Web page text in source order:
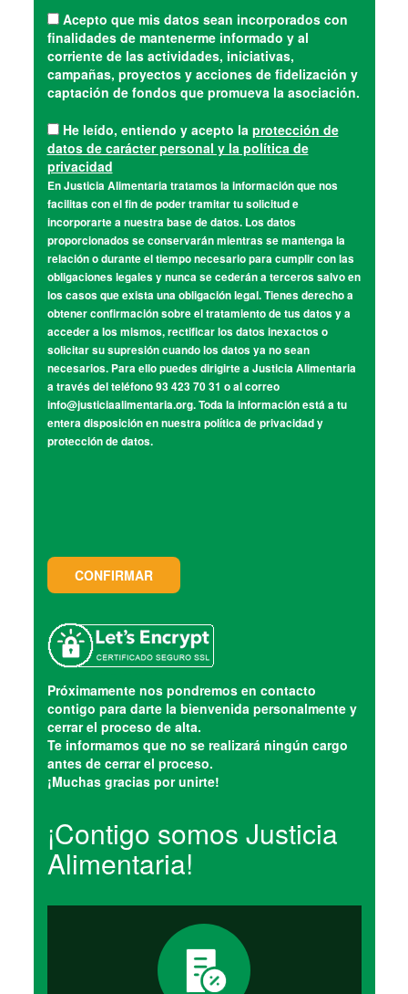
Acepto que mis datos sean incorporados con
finalidades de mantenerme informado y al
corriente de las actividades, iniciativas,
campañas, proyectos y acciones de fidelización y
captación de fondos que promueva la asociación.
He leído, entiendo y acepto la protección de
datos de carácter personal y la política de
privacidad
En Justicia Alimentaria tratamos la información que nos
facilitas con el fin de poder tramitar tu solicitud e
incorporarte a nuestra base de datos. Los datos
proporcionados se conservarán mientras se mantenga la
relación o durante el tiempo necesario para cumplir con las
obligaciones legales y nunca se cederán a terceros salvo en
los casos que exista una obligación legal. Tienes derecho a
obtener confirmación sobre el tratamiento de tus datos y a
acceder a los mismos, rectificar los datos inexactos o
solicitar su supresión cuando los datos ya no sean
necesarios. Para ello puedes dirigirte a Justicia Alimentaria
a través del teléfono 93 423 70 31 o al correo
info@justiciaalimentaria.org. Toda la información está a tu
entera disposición en nuestra política de privacidad y
protección de datos.
Próximamente nos pondremos en contacto
contigo para darte la bienvenida personalmente y
cerrar el proceso de alta.
Te informamos que no se realizará ningún cargo
antes de cerrar el proceso.
¡Muchas gracias por unirte!
¡Contigo somos Justicia
Alimentaria!